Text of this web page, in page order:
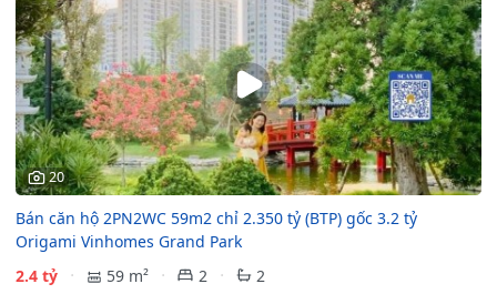
20
Bán căn hộ 2PN2WC 59m2 chỉ 2.350 tỷ (BTP) gốc 3.2 tỷ
Origami Vinhomes Grand Park
2.4 tỷ
59 m² 2
2